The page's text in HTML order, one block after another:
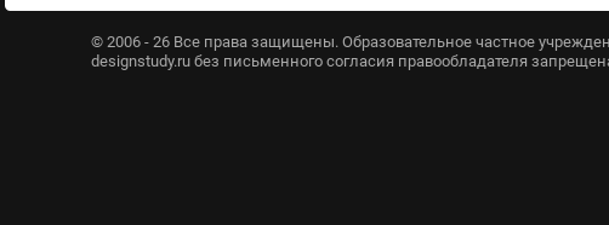
© 2006 - 26 Все права защищены. Образовательное частное
designstudy.ru без письменного согласия правообладателя